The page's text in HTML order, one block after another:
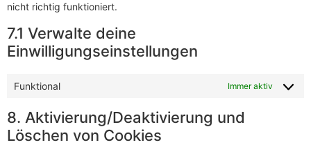
nicht richtig funktioniert.
7.1 Verwalte deine
Einwilligungseinstellungen
Funktional Immer aktiv
8. Aktivierung/Deaktivierung und
Löschen von Cookies